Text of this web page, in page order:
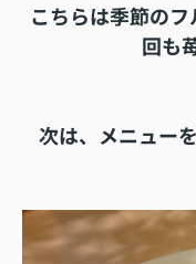
こちらは季節の
回も
次は、メニュー